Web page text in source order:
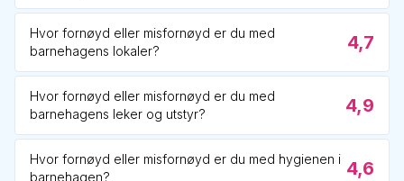
Hvor fornøyd eller misfornøyd er du med
barnehagens lokaler?
4,7
Hvor fornøyd eller misfornøyd er du med
barnehagens leker og utstyr?
4,9
Hvor fornøyd eller misfornøyd er du med hygienen i
barnehagen?
4,6